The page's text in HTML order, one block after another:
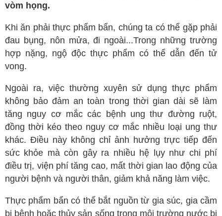
Tiêu hóa
Da liễu
Nội tiết
Ngoại khoa
Ngoại tiết niệu
Chấn thương chỉnh hình
Dược Khoa
Các bài thuốc hay
Cách sử dụng thuốc
Y học cổ truyền
Dưỡng sinh
vòm họng.
Khi ăn phải thực phẩm bẩn, chúng ta có thể gặp phải
đau bụng, nôn mửa, đi ngoài...Trong những trường
hợp nặng, ngộ độc thực phẩm có thể dẫn đến tử
vong.
Ngoài ra, việc thường xuyên sử dụng thực phẩm
không bảo đảm an toàn trong thời gian dài sẽ làm
tăng nguy cơ mắc các bệnh ung thư đường ruột,
đồng thời kéo theo nguy cơ mắc nhiều loại ung thư
khác. Điều này không chỉ ảnh hưởng trực tiếp đến
sức khỏe mà còn gây ra nhiều hệ lụy như chi phí
điều trị, viện phí tăng cao, mất thời gian lao động của
người bệnh và người thân, giảm khả năng làm việc.
Thực phẩm bẩn có thể bắt nguồn từ gia súc, gia cầm
bị bệnh hoặc thủy sản sống trong môi trường nước bị